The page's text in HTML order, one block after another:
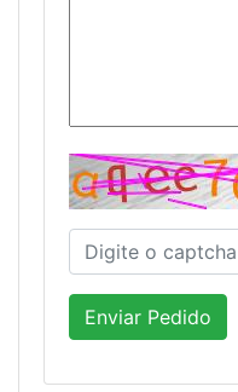
Enviar Pedido